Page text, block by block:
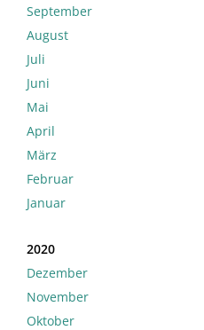
September
August
Juli
Juni
Mai
April
März
Februar
Januar
2020
Dezember
November
Oktober